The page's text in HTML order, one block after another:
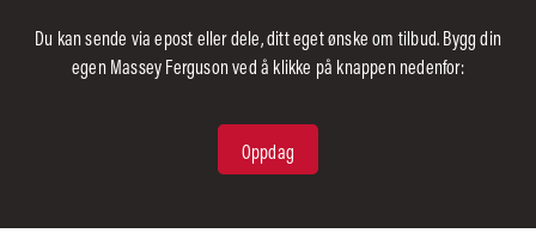
Du kan sende via epost eller dele, ditt eget ønske om tilbud. Bygg din
egen Massey Ferguson ved å klikke på knappen nedenfor:
Oppdag